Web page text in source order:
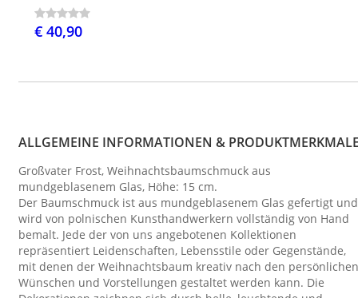
€ 40,90
ALLGEMEINE INFORMATIONEN &
Großvater Frost, Weihnachtsbaumschmuck aus
mundgeblasenem Glas, Höhe: 15 cm.
Der Baumschmuck ist aus mundgeblasenem Glas gefertigt und
wird von polnischen Kunsthandwerkern vollständig von Hand
bemalt. Jede der von uns angebotenen Kollektionen
repräsentiert Leidenschaften, Lebensstile oder Gegenstände,
mit denen der Weihnachtsbaum kreativ nach den persönlichen
Wünschen und Vorstellungen gestaltet werden kann. Die